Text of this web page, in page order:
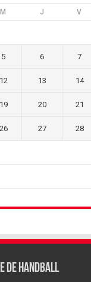
M J V
5 6 7
12 13 14
19 20 21
26 27 28
de Handball